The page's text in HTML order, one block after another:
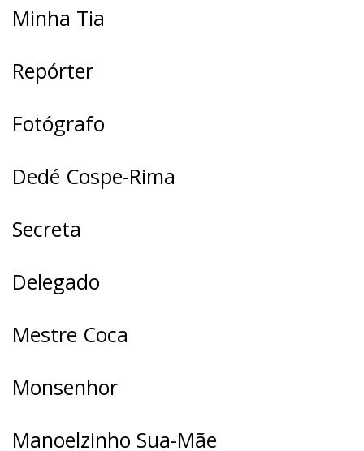
Minha Tia
Repórter
Fotógrafo
Dedé Cospe-Rima
Secreta
Delegado
Mestre Coca
Monsenhor
Manoelzinho Sua-Mãe